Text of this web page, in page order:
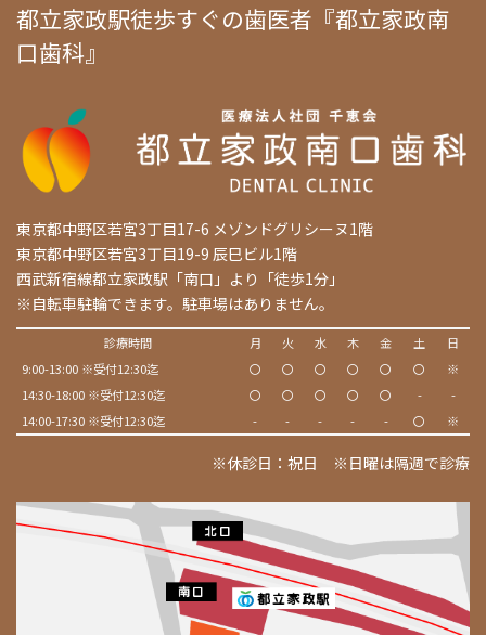
都立家政駅徒歩すぐの歯医者『都立家政南
口歯科』
東京都中野区若宮3丁目17-6 メゾンドグリシーヌ1階
東京都中野区若宮3丁目19-9 辰巳ビル1階
西武新宿線都立家政駅「南口」より「徒歩1分」
※自転車駐輪できます。駐車場はありません。
診療時間 月 火 水 木 金 土
日
9:00-13:00 ※受付12:30迄
〇 〇 〇 〇 〇 〇
※
14:30-18:00 ※受付12:30迄
〇 〇 〇 〇 〇 -
-
14:00-17:30 ※受付12:30迄
- - - - - 〇 ※
※休診日：祝日 ※日曜は隔週で診療